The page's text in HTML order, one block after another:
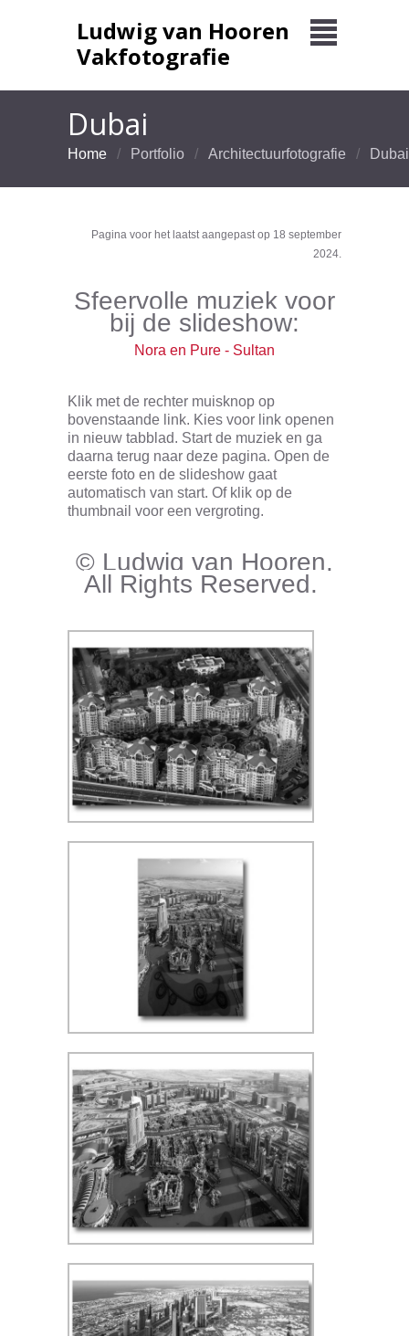
Ludwig van Hooren
Vakfotografie
Dubai
Home Portfolio Architectuurfotografie Dubai
Pagina voor het laatst aangepast op 18 september
2024.
Sfeervolle muziek voor
bij de slideshow:
Nora en Pure - Sultan
Klik met de rechter muisknop op
bovenstaande link. Kies voor link openen
in nieuw tabblad. Start de muziek en ga
daarna terug naar deze pagina. Open de
eerste foto en de slideshow gaat
automatisch van start. Of klik op de
thumbnail voor een vergroting.
© Ludwig van Hooren.
All Rights Reserved.